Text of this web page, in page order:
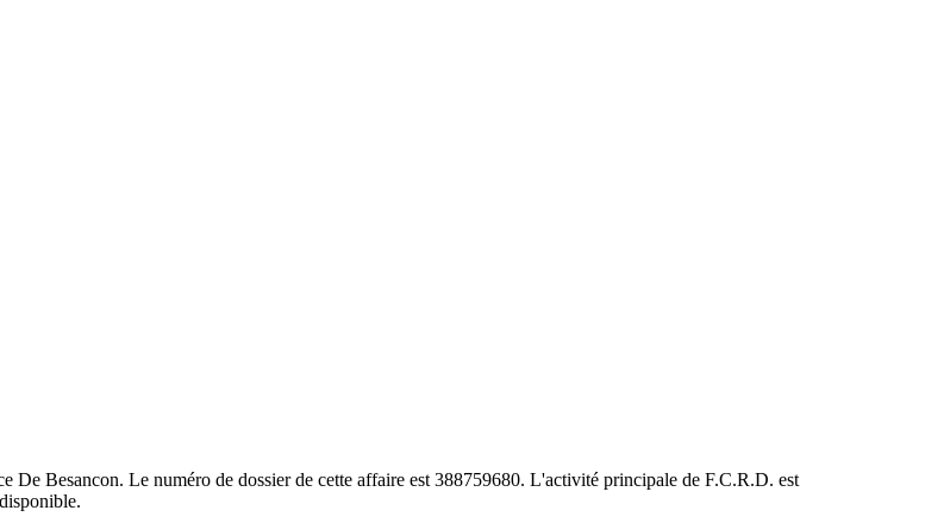
Besancon. Le numéro de dossier de cette affaire est 388759680. L'activité principale de F.C.R.D. est